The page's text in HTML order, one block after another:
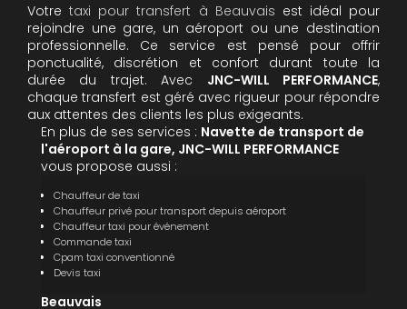
Votretaxi pour transfert à Beauvais est idéal pour
rejoindre une gare, un aéroport ou une destination
professionnelle. Ce service est pensé pour offrir
ponctualité, discrétion et confort durant toute la
durée du trajet. Avec JNC-WILL PERFORMANCE,
chaque transfert est géré avec rigueur pour répondre
aux attentes des clients les plus exigeants.
En plus de ses services : Navette de transport de
l'aéroport à la gare, JNC-WILL PERFORMANCE
vous propose aussi :
Chauffeur de taxi
Chauffeur privé pour transport depuis aéroport
Chauffeur taxi pour événement
Commande taxi
Cpam taxi conventionné
Devis taxi
Beauvais